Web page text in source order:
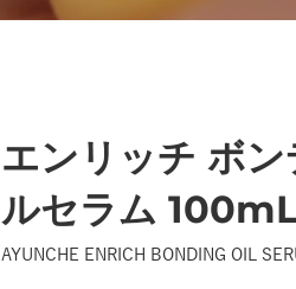
エンリッチ ボ
ルセラム
AYUNCHE ENRICH BONDING OIL